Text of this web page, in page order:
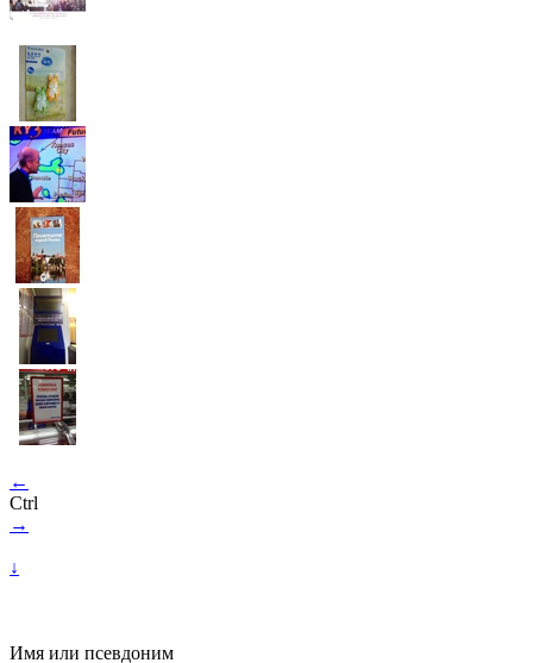
←
Ctrl
→
↓
Имя или псевдоним